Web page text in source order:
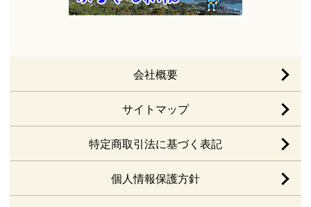
会社概要
サイトマップ
特定商取引法に基づく表記
個人情報保護方針